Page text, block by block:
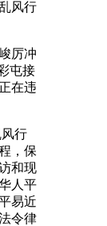
风行
厉冲
屯接
在违
行
，保
和现
人平
易近
令律